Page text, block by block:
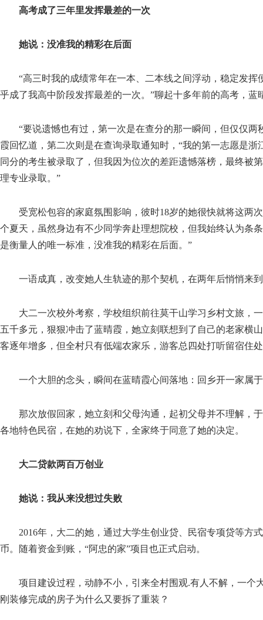
高考成了三年里发挥最差的一次
她说：没准我的精彩在后面
“高三时我的成绩常年在一本、二本线之间浮动，稳定发挥
乎成了我高中阶段发挥最差的一次。”聊起十多年前的高考，蓝
“要说遗憾也有过，第一次是在查分的那一瞬间，但仅仅两
霞回忆道，第二次则是在查询录取通知时，“我的第一志愿是浙
同分的考生被录取了，但我因为位次的差距遗憾落榜，最终被
理专业录取。”
受宽松包容的家庭氛围影响，彼时18岁的她很快就将这两次
个夏天，虽然身边有不少同学奔赴理想院校，但我始终认为条
是衡量人的唯一标准，没准我的精彩在后面。”
一语成真，改变她人生轨迹的那个契机，在两年后悄悄来
大二一次校外考察，学校组织前往莫干山学习乡村文旅，一
五千多元，狠狠冲击了蓝晴霞，她立刻联想到了自己的老家横
客逐年增多，但全村只有低端农家乐，游客总四处打听留宿住
一个大胆的念头，瞬间在蓝晴霞心间落地：回乡开一家属
那次放假回家，她立刻和父母沟通，起初父母并不理解，于
各地特色民宿，在她的劝说下，全家终于同意了她的决定。
大二贷款两百万创业
她说：我从来没想过失败
2016年，大二的她，通过大学生创业贷、民宿专项贷等方
币。随着资金到账，“阿忠的家”项目也正式启动。
项目建设过程，动静不小，引来全村围观.有人不解，一个
刚装修完成的房子为什么又要拆了重装？